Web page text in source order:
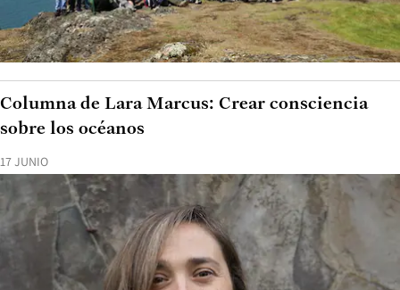
17 JUNIO
Columna de Lara Marcus: Crear consciencia
sobre los océanos